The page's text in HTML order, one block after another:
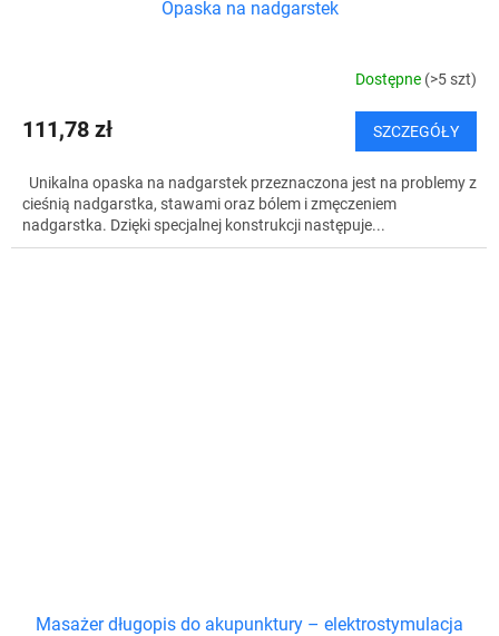
Opaska na nadgarstek
Dostępne (>5 szt)
111,78 zł SZCZEGÓŁY
Unikalna opaska na nadgarstek przeznaczona jest na problemy z
cieśnią nadgarstka, stawami oraz bólem i zmęczeniem
nadgarstka. Dzięki specjalnej konstrukcji następuje...
Masażer długopis do akupunktury – elektrostymulacja